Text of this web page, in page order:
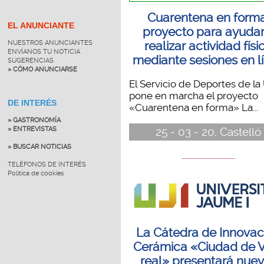
EL ANUNCIANTE
NUESTROS ANUNCIANTES
ENVÍANOS TU NOTICIA
SUGERENCIAS
» CÓMO ANUNCIARSE
DE INTERÉS
» GASTRONOMÍA
» ENTREVISTAS
» BUSCAR NOTICIAS
TELÉFONOS DE INTERÉS
Política de cookies
Cuarentena en
proyecto para
realizar actividad
mediante sesiones en
El Servicio de Deportes de la
pone en marcha el proyecto
«Cuarentena en forma» La...
25 - 03 - 20, Castelló
La Cátedra de
Cerámica «Ciudad de
real» presentará